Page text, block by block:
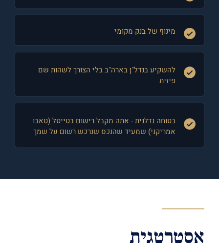
מינוף של בנק מקומי
להשקיע בנדל"ן בארה"ב בלי הצורך לשהות שם
פיזית
בטוחה נדלנית - אתה מקבל רישום בטייטל (טאבו
אמריקני) שמעיד שהנכס שנרכש רשום על שמך
אסטרטגית